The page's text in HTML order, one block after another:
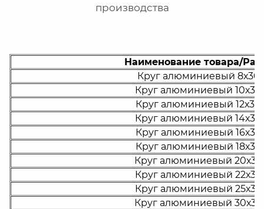
производства
Наименование товара/
Круг алюминиевый
Круг алюминиевый
Круг алюминиевый
Круг алюминиевый
Круг алюминиевый
Круг алюминиевый
Круг алюминиевый
Круг алюминиевый
Круг алюминиевый
Круг алюминиевый